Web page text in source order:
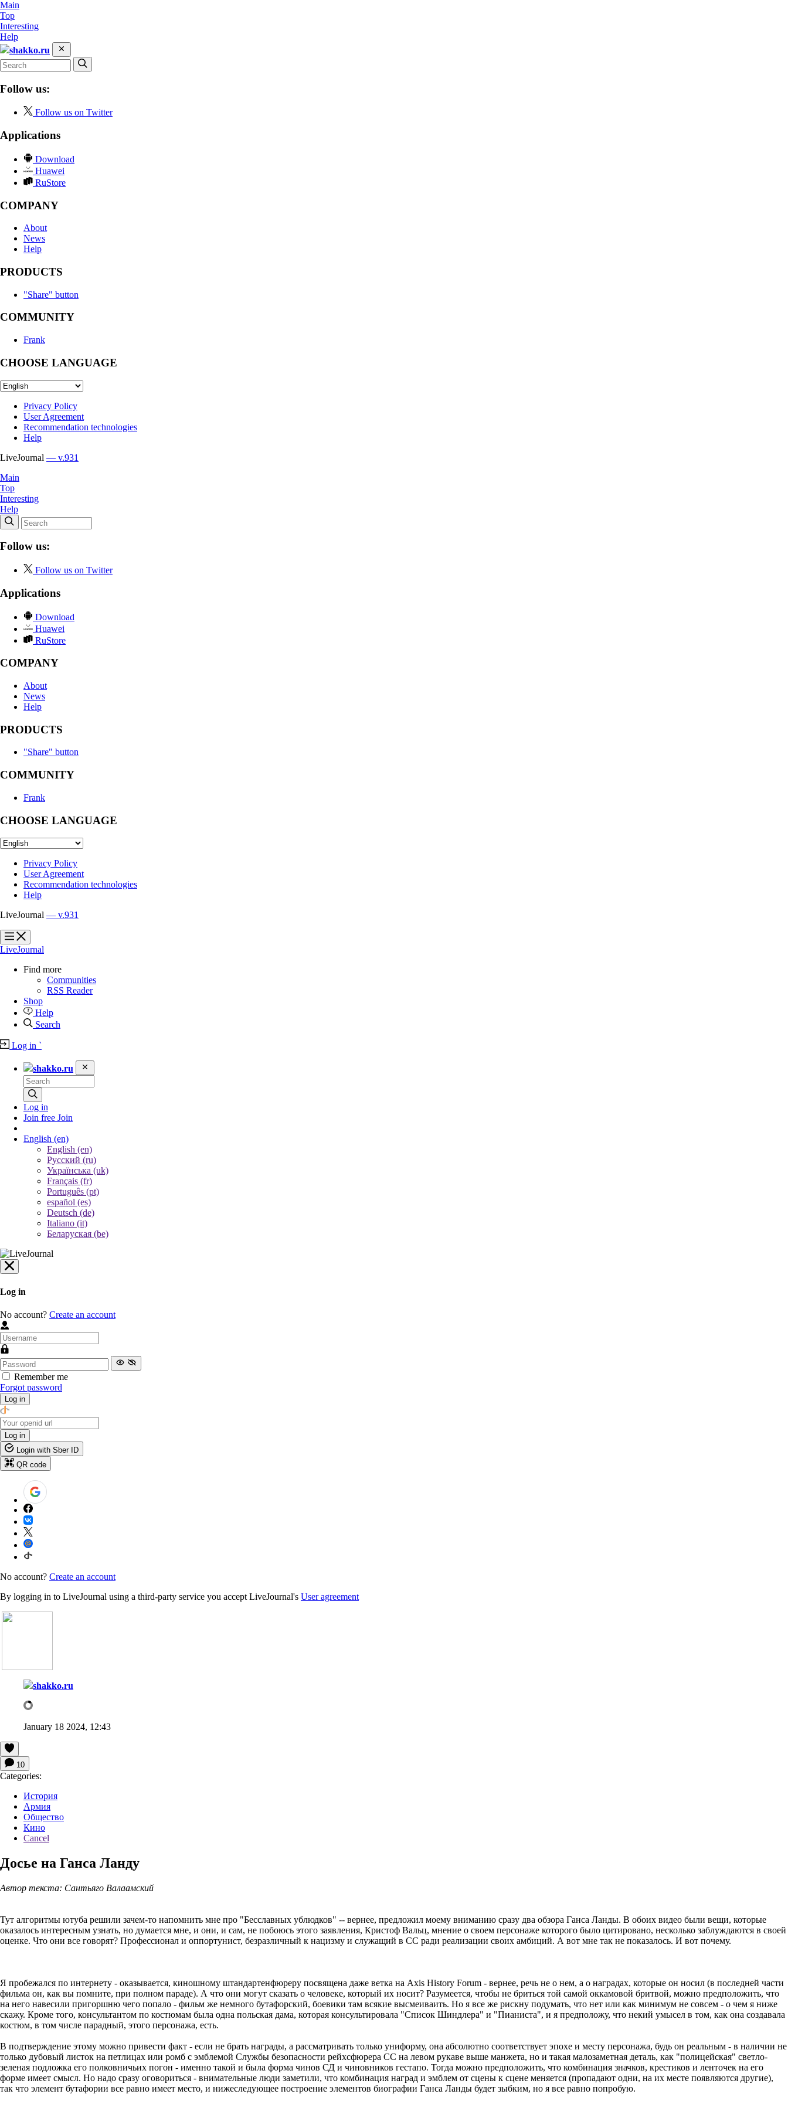
Main
Top
Interesting
Help
shakko.ru
Follow us:
Follow us on Twitter
Applications
Download
Huawei
RuStore
COMPANY
About
News
Help
PRODUCTS
"Share" button
COMMUNITY
Frank
CHOOSE LANGUAGE
Privacy Policy
User Agreement
Recommendation technologies
Help
LiveJournal — v.931
Main
Top
Interesting
Help
Follow us:
Follow us on Twitter
Applications
Download
Huawei
RuStore
COMPANY
About
News
Help
PRODUCTS
"Share" button
COMMUNITY
Frank
CHOOSE LANGUAGE
Privacy Policy
User Agreement
Recommendation technologies
Help
LiveJournal — v.931
?
?
LiveJournal
Find more
Communities
RSS Reader
Shop
Help
Search
Log in `
shakko.ru
Log in
Join free Join
English (en)
English (en)
Русский (ru)
Українська (uk)
Français (fr)
Português (pt)
español (es)
Deutsch (de)
Italiano (it)
Беларуская (be)
Log in
No account? Create an account
Remember me
Forgot password
Log in
Log in
Login with Sber ID
QR code
No account? Create an account
By logging in to LiveJournal using a third-party service you accept LiveJournal's User agreement
shakko.ru
January 18 2024, 12:43
10
Categories:
История
Армия
Общество
Кино
Cancel
Досье на Ганса Ланду
Автор текста: Сантьяго Валаамский
Тут алгоритмы ютуба решили зачем-то напомнить мне про "Бесславных ублюдков" -- вернее, предложил моему вниманию сразу два обзора Ганса Ланды. В обоих видео были вещи, которые
оказалось интересным узнать, но думается мне, и они, и сам, не побоюсь этого заявления, Кристоф Вальц, мнение о своем персонаже которого было цитировано, несколько заблуждаются в своей
оценке. Что они все говорят? Профессионал и оппортунист, безразличный к нацизму и служащий в СС ради реализации своих амбиций. А вот мне так не показалось. И вот почему.
Я пробежался по интернету - оказывается, киношному штандартенфюреру посвящена даже ветка на Axis History Forum - вернее, речь не о нем, а о наградах, которые он носил (в последней части
фильма он, как вы помните, при полном параде). А что они могут сказать о человеке, который их носит? Разумеется, чтобы не бриться той самой оккамовой бритвой, можно предположить, что
на него навесили пригоршню чего попало - фильм же немного бутафорский, боевики там всякие высмеиваить. Но я все же рискну подумать, что нет или как минимум не совсем - о чем я ниже
скажу. Кроме того, консультантом по костюмам была одна польская дама, которая консультировала "Список Шиндлера" и "Пианиста", и я предположу, что некий умысел в том, как она создавала
костюм, в том числе парадный, этого персонажа, есть.
В подтверждение этому можно привести факт - если не брать награды, а рассматривать только униформу, она абсолютно соответствует эпохе и месту персонажа, будь он реальным - в наличии не
только дубовый листок на петлицах или ромб с эмблемой Службы безопасности рейхсфюрера СС на левом рукаве выше манжета, но и такая малозаметная деталь, как "полицейская" светло-
зеленая подложка его полковничьих погон - именно такой и была форма чинов СД и чиновников гестапо. Тогда можно предположить, что комбинация значков, крестиков и ленточек на его
форме имеет смысл. Но надо сразу оговориться - внимательные люди заметили, что комбинация наград и эмблем от сцены к сцене меняется (пропадают одни, на их месте появляются другие),
так что элемент бутафории все равно имеет место, и нижеследующее построение элементов биографии Ганса Ланды будет зыбким, но я все равно попробую.